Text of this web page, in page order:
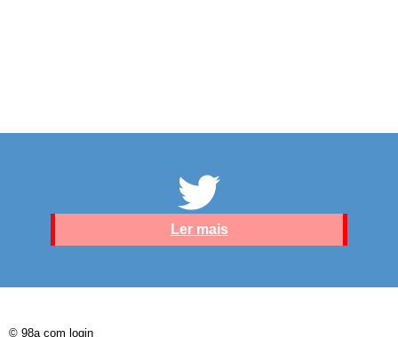
Ler mais
© 98a com login